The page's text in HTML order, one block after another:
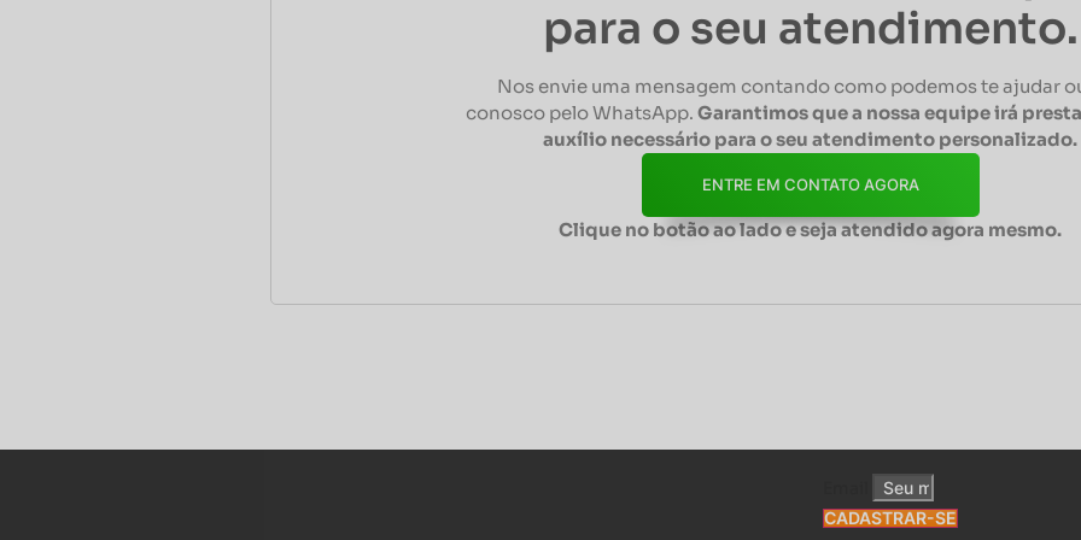
para o seu atendimento.
Nos envie uma mensagem contando como podemos te ajudar
conosco pelo WhatsApp.Garantimos que a nossa equipe irá
auxílio necessário para o seu atendimento personalizado.
ENTRE EM CONTATO AGORA
Clique no botão ao lado e seja atendido agora mesmo.
CADASTRAR-SE